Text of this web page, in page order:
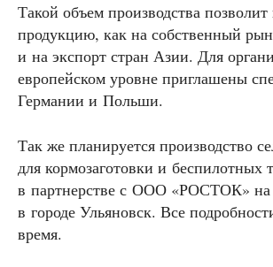
Такой объем производства позволит
продукцию, как на собственный
и на экспорт стран Азии. Для
европейском уровне приглашены
Германии и Польши.
Так же планируется производство
для кормозаготовки и беспилотных
в партнерстве с ООО «РОСТОК» на
в городе Ульяновск. Все
время.